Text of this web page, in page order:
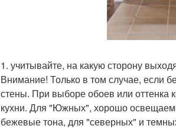
1. учитывайте, на какую сторону
Внимание! Только в том случае, если
стены. При выборе обоев или оттенка
кухни. Для "Южных", хорошо
бежевые тона, для "северных" и